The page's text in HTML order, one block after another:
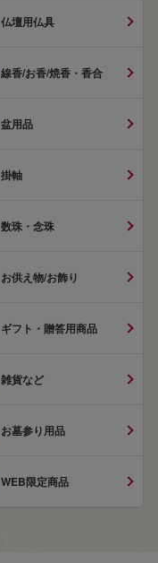
仏壇用仏具
線香/お香/焼香・香合
盆用品
掛軸
数珠・念珠
お供え物/お飾り
ギフト・贈答用商品
雑貨など
お墓参り用品
WEB限定商品